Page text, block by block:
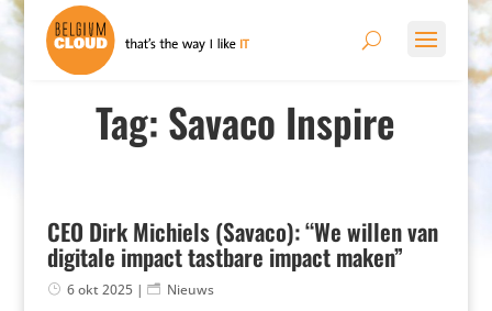
Tag: Savaco Inspire
CEO Dirk Michiels (Savaco): “We willen van
digitale impact tastbare impact maken”
6 okt 2025| Nieuws